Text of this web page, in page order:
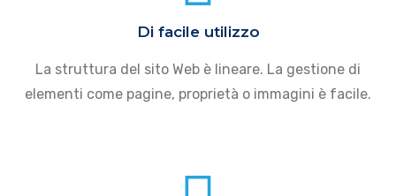
Di facile utilizzo
La struttura del sito Web è lineare. La gestione di
elementi come pagine, proprietà o immagini è facile.